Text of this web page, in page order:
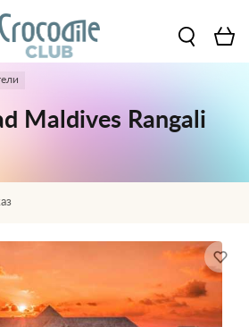
Maldives Rangali